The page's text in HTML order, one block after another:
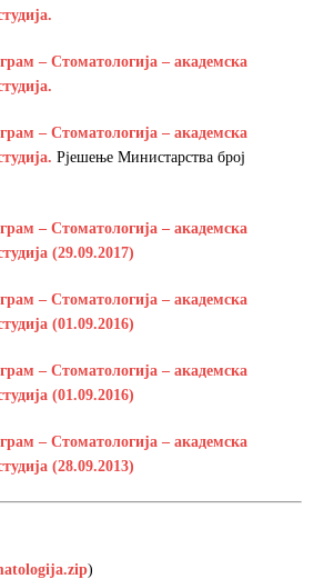
– Стоматологија – академска
– Стоматологија – академска
Рјешење Министарства број
– Стоматологија – академска
(29.09.2017)
– Стоматологија – академска
(01.09.2016)
– Стоматологија – академска
(01.09.2016)
– Стоматологија – академска
(28.09.2013)
)